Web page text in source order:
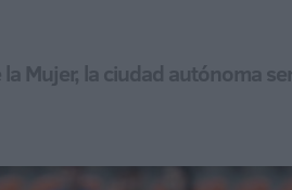
Mujer, la ciudad autónoma